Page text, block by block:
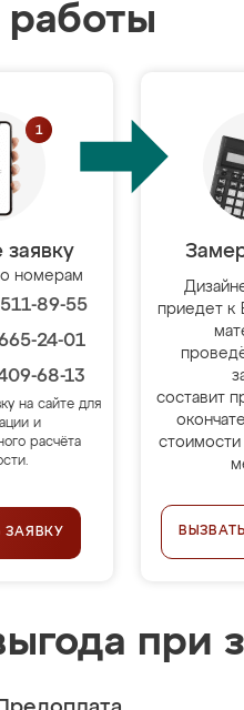
заявку
номерам
89-55
24-01
68-13
на сайте для
и
расчёта
ЗАЯВКУ
приедет к
составит
при